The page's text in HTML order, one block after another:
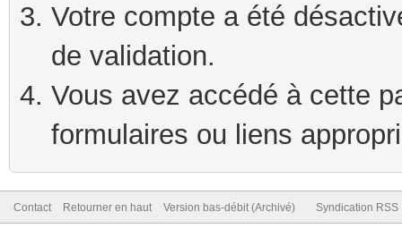
Votre compte a été
de validation.
Vous avez accédé à cette
formulaires ou liens
Contact Retourner en haut Version bas-débit (Archivé) Syndication RSS